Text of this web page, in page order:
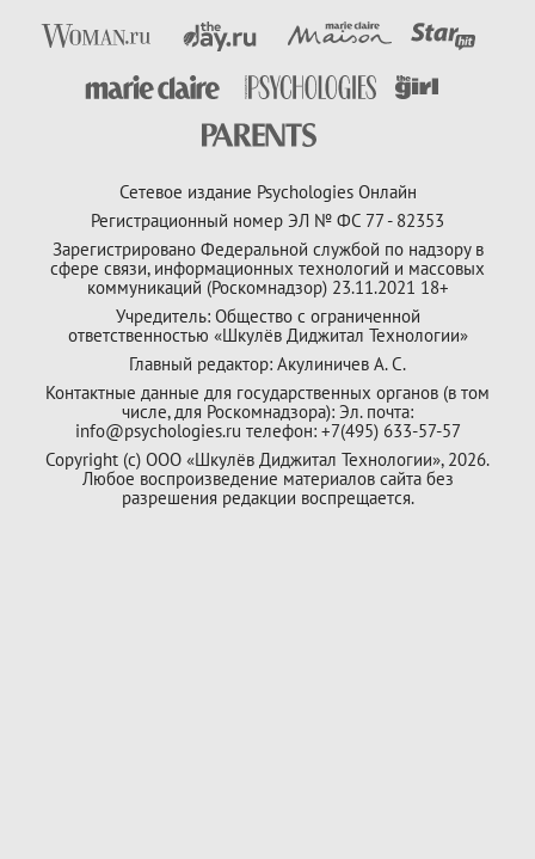
Сетевое издание Psychologies Онлайн
Регистрационный номер ЭЛ № ФС 77 - 82353
Зарегистрировано Федеральной службой по надзору в
сфере связи, информационных технологий и массовых
коммуникаций (Роскомнадзор) 23.11.2021 18+
Учредитель: Общество с ограниченной
ответственностью «Шкулёв Диджитал Технологии»
Главный редактор: Акулиничев А. С.
Контактные данные для государственных органов (в том
числе, для Роскомнадзора): Эл. почта:
info@psychologies.ru телефон: +7(495) 633-57-57
Copyright (с) ООО «Шкулёв Диджитал Технологии», 2026.
Любое воспроизведение материалов сайта без
разрешения редакции воспрещается.